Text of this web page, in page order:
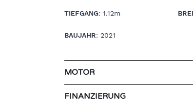
TIEFGANG: 1.12m
BAUJAHR: 2021
MOTOR
FINANZIERUNG